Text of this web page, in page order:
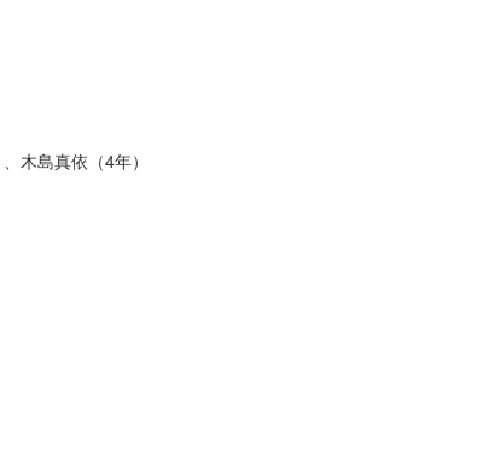
木島真依（4年）